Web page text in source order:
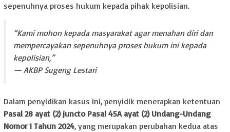
sepenuhnya proses hukum kepada pihak kepolisian.
“Kami mohon kepada masyarakat agar menahan diri dan
mempercayakan sepenuhnya proses hukum ini kepada
kepolisian,”
— AKBP Sugeng Lestari
Dalam penyidikan kasus ini, penyidik menerapkan ketentuan
Pasal 28 ayat (2) juncto Pasal 45A ayat (2) Undang-Undang
Nomor 1 Tahun 2024, yang merupakan perubahan kedua atas